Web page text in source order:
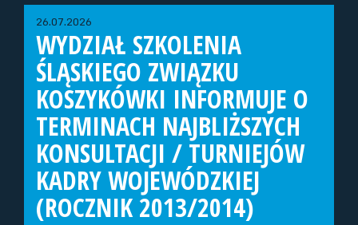
26.07.2026
WYDZIAŁ SZKOLENIA
ŚLĄSKIEGO ZWIĄZKU
KOSZYKÓWKI INFORMUJE O
TERMINACH NAJBLIŻSZYCH
KONSULTACJI / TURNIEJÓW
KADRY WOJEWÓDZKIEJ
(ROCZNIK 2013/2014)